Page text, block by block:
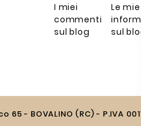
I miei
commenti
sul blog
Le mie
sul
65 - BOVALINO (RC) - P.IVA